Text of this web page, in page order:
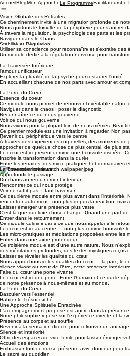
AccueilBlogMon ApprocheLe ProgrammeFacilitateursLe
Vision Globale des Retraites
Ce cheminement invite à une migration profonde de
Nous quittons le tumulte de la périphérie pour s’ancrer
À travers la régulation, la psychologie des parts et les
Naviguer dans le Chaos
Stabilité et Régulation
Utiliser sa conscience pour reconnaître et s'extraire des
Un module dédié à la régulation nerveuse pour
La Traversée Intérieure
l'amour unificateur
Explorer la pluralité de la psyché pour restaurer l'unité.
En accueillant chacune de nos parts avec amour et
La Porte du Cœur
Essence du coeur
Ce module nous permet de retrouver la véritable
Naviguer dans le chaos : poser le diagnostic
Reconnaître ce qui nous gouverne
Voir ce qui nous gouverne
Nous vivons pour la plupart loin de nous-mêmes.
Ce premier module est une invitation à regarder. Non
Revenir du périphérique vers le centre
À travers des expériences corporelles, des moments
approcher de quelque chose de plus central, de plus
Le cœur est ici présent comme une boussole discrète.
Inscrire la transformation dans la durée
Entre les retraites, des micro-pratiques hebdomadaires
La Traversée intérieure :
Approfondir le passage
Du chaos au retournement intérieur
Rencontrer ce qui nous protège
Voir ne suffit pas. Il faut traverser.
Ce deuxième module entre plus avant dans
rencontrer autrement : non plus depuis la réaction,
Laisser émerger une présence plus vaste
C’est là que quelque chose change. Quand une part
Entrer dans le retournement
Ce module culmine dans ce que nous appelons le
Le cœur est ici au centre — non plus comme boussole
Les micro-pratiques et méditations proposées entre les
Entrer dans une autre profondeur
Ce troisième module est d’une autre nature. Nous
des méditations profondes, des textes mystiques reçus
Laisser se révéler les qualités du cœur
Nous approchons ici les qualités du cœur — la paix, le
silence vivant au cœur de l’être, cette présence
Faire du cœur une porte vivante
Le cœur est ici une porte. Entre l’humain et ce qui le
de notre présence à nous-mêmes et au monde.
La Porte du Cœur :
Basculer vers l’essentiel
Habiter le Trésor caché
Une Approche Spirituelle Enracinée
L'accompagnement proposé est ancré dans la
Notre philosophie repose sur l'expérience directe et la
Présence au corps et au souffle
Revenir à la sensation directe pour retrouver un
Silence et intériorité
Offrir des espaces de vide fertile pour laisser émerger
Accueil des émotions
Embrasser tout ce qui se présente avec douceur pour
Le sacré au quotidien